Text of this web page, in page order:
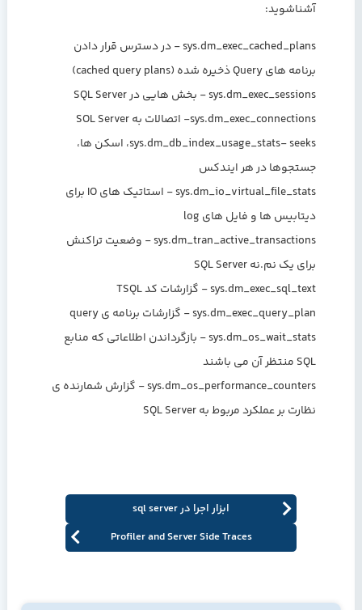
آشناشوید:
sys.dm_exec_cached_plans - در دسترس قرار دادن
برنامه های Query ذخیره شده (cached query plans)
sys.dm_exec_sessions - بخش هایی در SQL Server
sys.dm_exec_connections- اتصالات به SOL Server
sys.dm_db_index_usage_stats- seeks، اسکن ها،
جستجوها در هر ایندکس
sys.dm_io_virtual_file_stats - استاتیک های IO برای
دیتابیس ها و فایل های log
sys.dm_tran_active_transactions - وضعیت تراکنش
برای یک نم.نه SQL Server
sys.dm_exec_sql_text - گزارشات کد TSQL
sys.dm_exec_query_plan - گزارشات برنامه ی query
sys.dm_os_wait_stats - بازگرداندن اطلاعاتی که منابع
SQL منتظر آن می باشند
sys.dm_os_performance_counters - گزارش شمارنده ی
نظارت بر عملکرد مربوط به SQL Server
ابزار اجرا در sql server
Profiler and Server Side Traces